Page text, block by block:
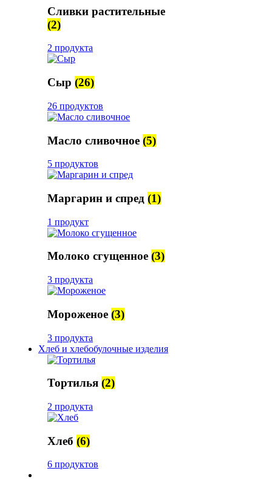
Сливки растительные
(2)
2 продукта
Сыр (26)
26 продуктов
Масло сливочное (5)
5 продуктов
Маргарин и спред (1)
1 продукт
Молоко сгущенное (3)
3 продукта
Мороженое (3)
3 продукта
Хлеб и хлебобулочные изделия
Тортилья (2)
2 продукта
Хлеб (6)
6 продуктов